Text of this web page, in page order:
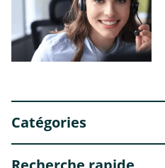
Catégories